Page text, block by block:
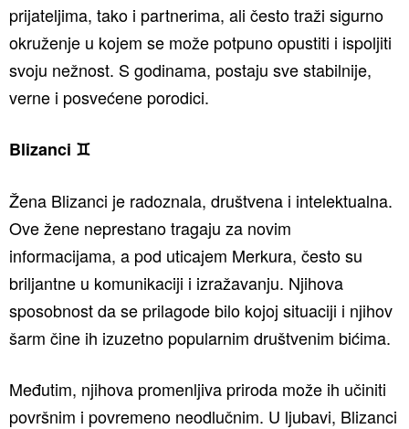
prijateljima, tako i partnerima, ali često traži sigurno
okruženje u kojem se može potpuno opustiti i ispoljiti
svoju nežnost. S godinama, postaju sve stabilnije,
verne i posvećene porodici.
Blizanci ♊️
Žena Blizanci je radoznala, društvena i intelektualna.
Ove žene neprestano tragaju za novim
informacijama, a pod uticajem Merkura, često su
briljantne u komunikaciji i izražavanju. Njihova
sposobnost da se prilagode bilo kojoj situaciji i njihov
šarm čine ih izuzetno popularnim društvenim bićima.
Međutim, njihova promenljiva priroda može ih učiniti
površnim i povremeno neodlučnim. U ljubavi, Blizanci